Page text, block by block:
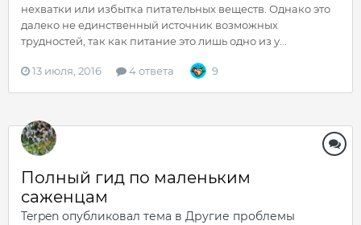
нехватки или избытка питательных веществ. Однако это
далеко не единственный источник возможных
трудностей, так как питание это лишь одно из у...
13 июля, 2016 4 ответа 9
Полный гид по маленьким
саженцам
Terpen опубликовал тема в Другие проблемы